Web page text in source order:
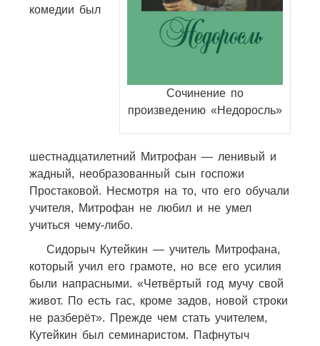
Сочинение по
произведению «Недоросль»
комедии был
шестнадцатилетний Митрофан — ленивый и
жадный, необразованный сын госпожи
Простаковой. Несмотря на то, что его обучали
учителя, Митрофан не любил и не умел
учиться чему-либо.
Сидорыч Кутейкин — учитель Митрофана,
который учил его грамоте, но все его усилия
были напрасными. «Четвёртый год мучу свой
живот. По есть гас, кроме задов, новой строки
не разберёт». Прежде чем стать учителем,
Кутейкин был семинаристом. Пафнутыч